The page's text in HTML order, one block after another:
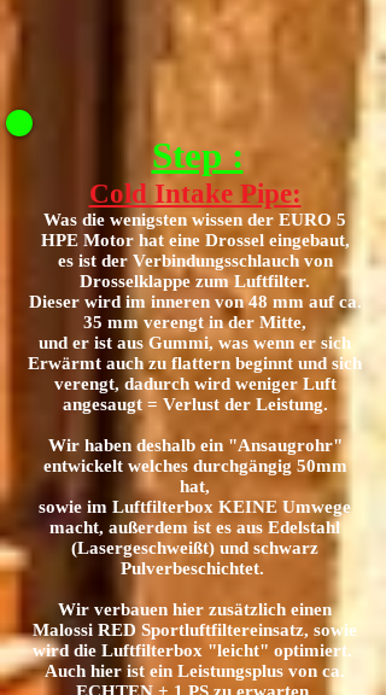
Step :
Cold Intake Pipe:
Was die wenigsten wissen der EURO 5
HPE Motor hat eine Drossel eingebaut,
es ist der Verbindungsschlauch von
Drosselklappe zum Luftfilter.
Dieser wird im inneren von 48 mm auf ca.
35 mm verengt in der Mitte,
und er ist aus Gummi, was wenn er sich
Erwärmt auch zu flattern beginnt und sich
verengt, dadurch wird weniger Luft
angesaugt = Verlust der Leistung.
Wir haben deshalb ein "Ansaugrohr"
entwickelt welches durchgängig 50mm
hat,
sowie im Luftfilterbox KEINE Umwege
macht, außerdem ist es aus Edelstahl
(Lasergeschweißt) und schwarz
Pulverbeschichtet.
Wir verbauen hier zusätzlich einen
Malossi RED Sportluftfiltereinsatz, sowie
wird die Luftfilterbox "leicht" optimiert.
Auch hier ist ein Leistungsplus von ca.